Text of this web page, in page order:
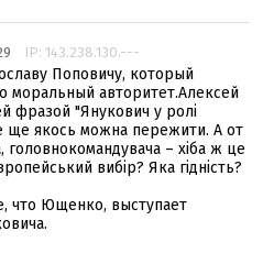
IP: 143.238.130.---
Поповичу, который
моральный авторитет.Алексей
фразой "Янукович у ролі
ще якось можна пережити. А от
головнокомандувача – хіба ж це
вибір? Яка гідність?
что Ющенко, выступает